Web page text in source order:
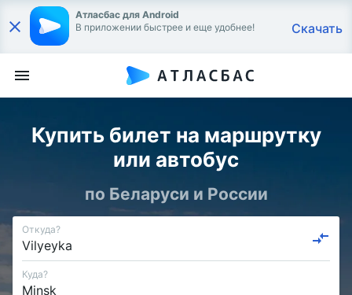
Атласбас для Android
В приложении быстрее и еще удобнее!
Скачать
Купить билет на маршрутку
или автобус
по Беларуси и России
Откуда?
Куда?